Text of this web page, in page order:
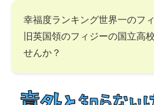
幸福度ランキング世界一のフ
旧英国領のフィジーの国立高
せんか？